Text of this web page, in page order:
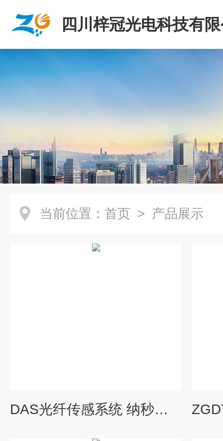
四川梓冠光电科技有
当前位置： 首页 > 产品展示
DAS光纤传感系统 纳秒脉冲光纤放大器